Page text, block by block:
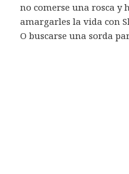
no comerse una rosca y
amargarles la vida con
O buscarse una sorda